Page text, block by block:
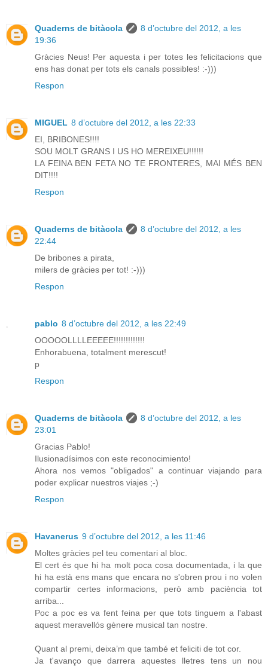
Quaderns de bitàcola
8 d’octubre del 2012, a les
19:36
Gràcies Neus! Per aquesta i per totes les felicitacions que
ens has donat per tots els canals possibles! :-)))
Respon
MIGUEL 8 d’octubre del 2012, a les 22:33
EI, BRIBONES!!!!
SOU MOLT GRANS I US HO MEREIXEU!!!!!!
LA FEINA BEN FETA NO TE FRONTERES, MAI MÉS BEN
DIT!!!!
Respon
Quaderns de bitàcola
8 d’octubre del 2012, a les
22:44
De bribones a pirata,
milers de gràcies per tot! :-)))
Respon
pablo 8 d’octubre del 2012, a les 22:49
OOOOOLLLLEEEEE!!!!!!!!!!!!!
Enhorabuena, totalment merescut!
p
Respon
Quaderns de bitàcola
8 d’octubre del 2012, a les
23:01
Gracias Pablo!
Ilusionadísimos con este reconocimiento!
Ahora nos vemos "obligados" a continuar viajando para
poder explicar nuestros viajes ;-)
Respon
Havanerus 9 d’octubre del 2012, a les 11:46
Moltes gràcies pel teu comentari al bloc.
El cert és que hi ha molt poca cosa documentada, i la que
hi ha està ens mans que encara no s'obren prou i no volen
compartir certes informacions, però amb paciència tot
arriba...
Poc a poc es va fent feina per que tots tinguem a l'abast
aquest meravellós gènere musical tan nostre.
Quant al premi, deixa’m que també et feliciti de tot cor.
Ja t'avanço que darrera aquestes lletres tens un nou